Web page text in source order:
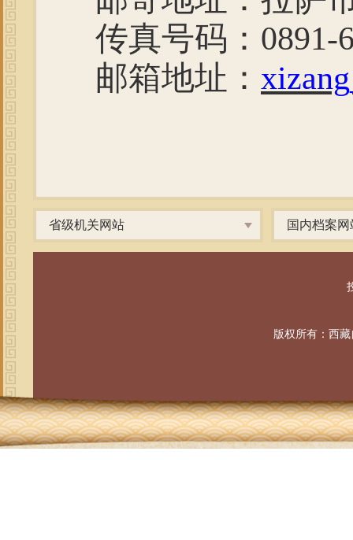
传真号码： 0891-
邮箱地址：
省级机关网站 国内档案网
版权所有：西